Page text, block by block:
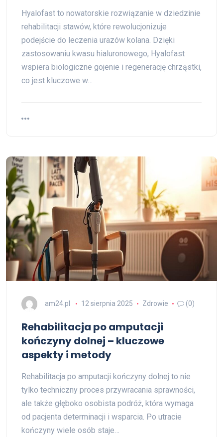
Hyalofast to nowatorskie rozwiązanie w dziedzinie
rehabilitacji stawów, które rewolucjonizuje
podejście do leczenia urazów kolana. Dzięki
zastosowaniu kwasu hialuronowego, Hyalofast
wspiera biologiczne gojenie i regenerację chrząstki,
co jest kluczowe w…
am24.pl 12 sierpnia 2025 Zdrowie (0)
Rehabilitacja po amputacji
kończyny dolnej – kluczowe
aspekty i metody
Rehabilitacja po amputacji kończyny dolnej to nie
tylko techniczny proces przywracania sprawności,
ale także głęboko osobista podróż, która wymaga
od pacjenta determinacji i wsparcia. Po utracie
kończyny wiele osób staje…